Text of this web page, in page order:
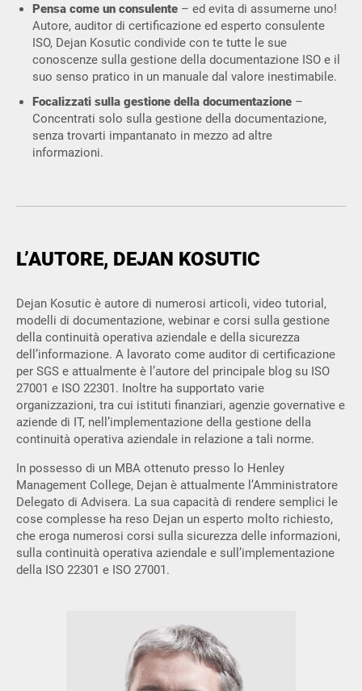
Pensa come un consulente – ed evita di assumerne uno!
Autore, auditor di certificazione ed esperto consulente
ISO, Dejan Kosutic condivide con te tutte le sue
conoscenze sulla gestione della documentazione ISO e il
suo senso pratico in un manuale dal valore inestimabile.
Focalizzati sulla gestione della documentazione –
Concentrati solo sulla gestione della documentazione,
senza trovarti impantanato in mezzo ad altre
informazioni.
L’AUTORE, DEJAN KOSUTIC
Dejan Kosutic è autore di numerosi articoli, video tutorial,
modelli di documentazione, webinar e corsi sulla gestione
della continuità operativa aziendale e della sicurezza
dell’informazione. A lavorato come auditor di certificazione
per SGS e attualmente è l’autore del principale blog su ISO
27001 e ISO 22301. Inoltre ha supportato varie
organizzazioni, tra cui istituti finanziari, agenzie governative e
aziende di IT, nell’implementazione della gestione della
continuità operativa aziendale in relazione a tali norme.
In possesso di un MBA ottenuto presso lo Henley
Management College, Dejan è attualmente l’Amministratore
Delegato di Advisera. La sua capacità di rendere semplici le
cose complesse ha reso Dejan un esperto molto richiesto,
che eroga numerosi corsi sulla sicurezza delle informazioni,
sulla continuità operativa aziendale e sull’implementazione
della ISO 22301 e ISO 27001.